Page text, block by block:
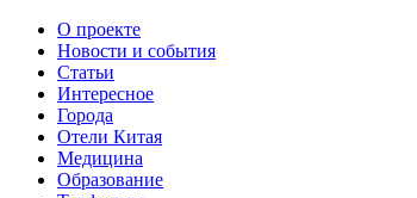
О проекте
Новости и события
Статьи
Интересное
Города
Отели Китая
Медицина
Образование